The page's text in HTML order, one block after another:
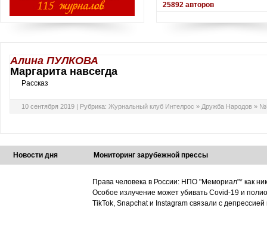
25892 авторов
Алина ПУЛКОВА
Маргарита навсегда
Рассказ
10 сентября 2019 | Рубрика: Журнальный клуб Интелрос » Дружба Народов »
Новости дня Мониторинг зарубежной прессы
Права человека в России: НПО "Мемориал"* как
Особое излучение может убивать Covid-19 и
TikTok, Snapchat и Instagram связали с